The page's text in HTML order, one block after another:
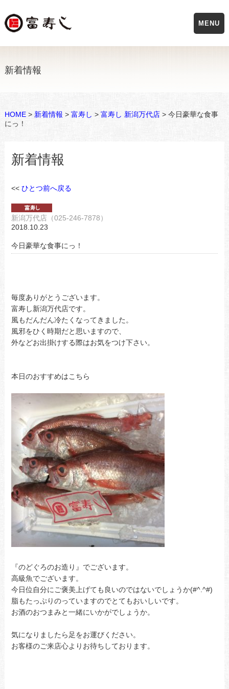
新着情報
HOME> 新着情報 > 富寿し > 富寿し 新潟万代店> 今日豪華な食事
にっ！
新着情報
<< ひとつ前へ戻る
新潟万代店（025-246-7878）
2018.10.23
今日豪華な食事にっ！
毎度ありがとうございます。
富寿し新潟万代店です。
風もだんだん冷たくなってきました。
風邪をひく時期だと思いますので、
外などお出掛けする際はお気をつけ下さい。
本日のおすすめはこちら
『のどぐろのお造り』でございます。
高級魚でございます。
今日位自分にご褒美上げても良いのではないでしょうか(#^.^#)
脂もたっぷりのっていますのでとてもおいしいです。
お酒のおつまみと一緒にいかがでしょうか。
気になりましたら足をお運びください。
お客様のご来店心よりお待ちしております。
MENU